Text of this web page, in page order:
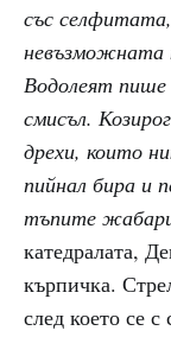
със
невъзможната
Водолеят
смисъл.
дрехи, които
пийнал бира и
тъпите
катедралата,
кърпичка.
след което се